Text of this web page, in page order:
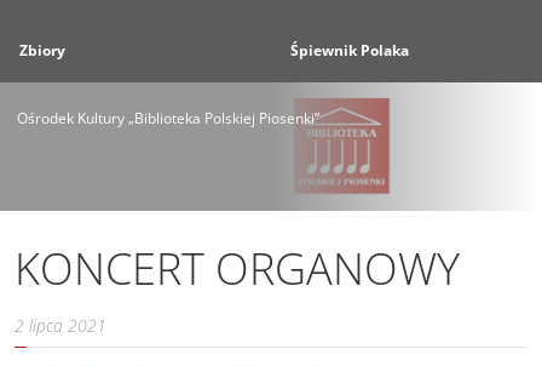
Zbiory Śpiewnik Polaka
Ośrodek Kultury „Biblioteka Polskiej Piosenki”
KONCERT ORGANOWY
2 lipca 2021